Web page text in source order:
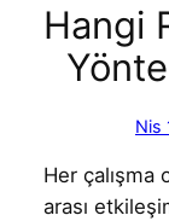
Hangi
Nis
Her çalışma
arası